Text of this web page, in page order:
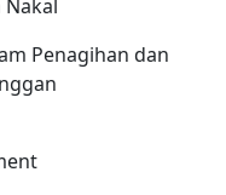
Penagihan dan